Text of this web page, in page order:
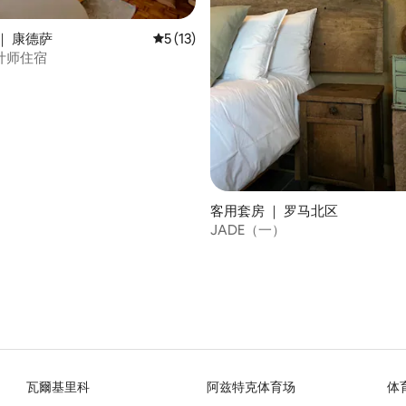
），共 168 条评价
康德萨 平均评分 5 分（满分 5 分），共 13 条评价
5 (13)
师住宿
客用套房 ｜ 罗马北区
JADE（一）
瓦爾基里科 阿兹特克体育场 体